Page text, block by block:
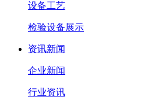
设备工艺
检验设备展示
资讯新闻
企业新闻
行业资讯